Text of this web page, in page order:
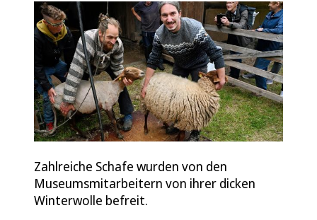
Zahlreiche Schafe wurden von den
Museumsmitarbeitern von ihrer dicken
Winterwolle befreit.